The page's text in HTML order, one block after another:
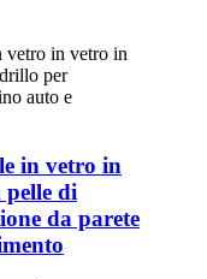
in vetro in
di
da parete